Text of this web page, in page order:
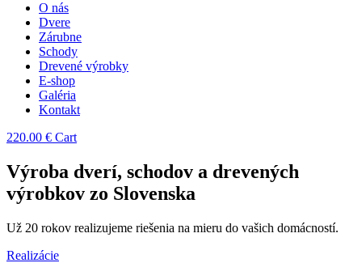
O nás
Dvere
Zárubne
Schody
Drevené výrobky
E-shop
Galéria
Kontakt
220.00 € Cart
Výroba dverí, schodov a drevených
výrobkov zo Slovenska
Už 20 rokov realizujeme riešenia na mieru do vašich domácností.
Realizácie